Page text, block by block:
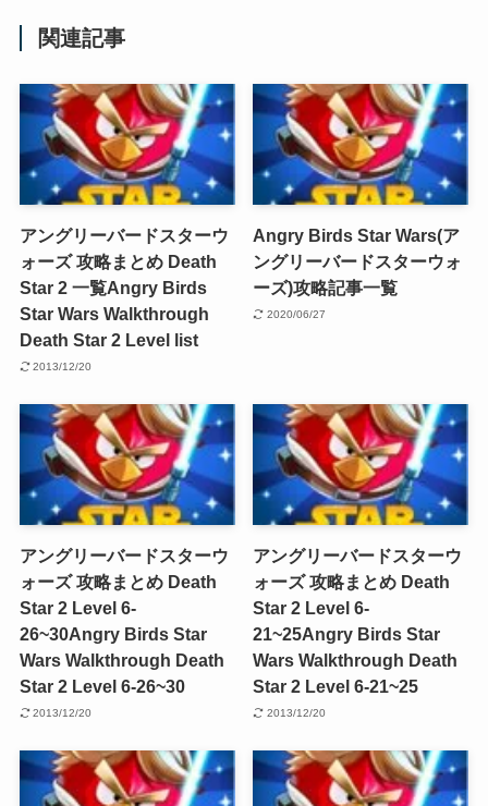
関連記事
アングリーバードスターウ
ォーズ 攻略まとめ Death
Star 2 一覧Angry Birds
Star Wars Walkthrough
Death Star 2 Level list
2013/12/20
Angry Birds Star Wars(ア
ングリーバードスターウォ
ーズ)攻略記事一覧
2020/06/27
アングリーバードスターウ
ォーズ 攻略まとめ Death
Star 2 Level 6-
26~30Angry Birds Star
Wars Walkthrough Death
Star 2 Level 6-26~30
2013/12/20
アングリーバードスターウ
ォーズ 攻略まとめ Death
Star 2 Level 6-
21~25Angry Birds Star
Wars Walkthrough Death
Star 2 Level 6-21~25
2013/12/20